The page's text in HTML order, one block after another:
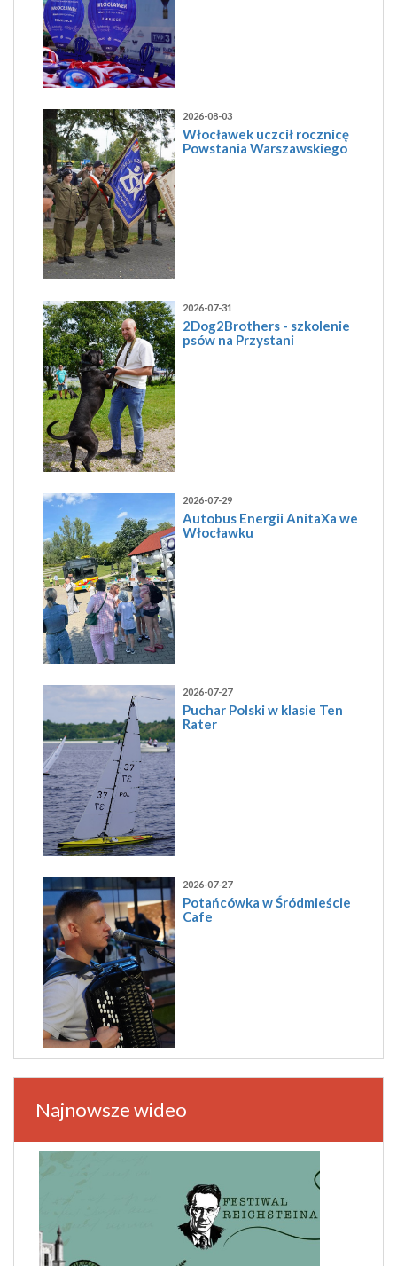
2026-08-03
Włocławek uczcił rocznicę
Powstania Warszawskiego
2026-07-31
2Dog2Brothers - szkolenie
psów na Przystani
2026-07-29
Autobus Energii AnitaXa we
Włocławku
2026-07-27
Puchar Polski w klasie Ten
Rater
2026-07-27
Potańcówka w Śródmieście
Cafe
Najnowsze wideo